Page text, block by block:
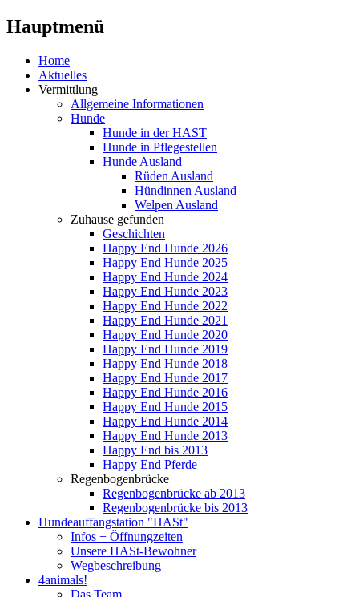
Hauptmenü
Home
Aktuelles
Vermittlung
Allgemeine Informationen
Hunde
Hunde in der HAST
Hunde in Pflegestellen
Hunde Ausland
Rüden Ausland
Hündinnen Ausland
Welpen Ausland
Zuhause gefunden
Geschichten
Happy End Hunde 2026
Happy End Hunde 2025
Happy End Hunde 2024
Happy End Hunde 2023
Happy End Hunde 2022
Happy End Hunde 2021
Happy End Hunde 2020
Happy End Hunde 2019
Happy End Hunde 2018
Happy End Hunde 2017
Happy End Hunde 2016
Happy End Hunde 2015
Happy End Hunde 2014
Happy End Hunde 2013
Happy End bis 2013
Happy End Pferde
Regenbogenbrücke
Regenbogenbrücke ab 2013
Regenbogenbrücke bis 2013
Hundeauffangstation "HASt"
Infos + Öffnungzeiten
Unsere HASt-Bewohner
Wegbeschreibung
4animals!
Das Team